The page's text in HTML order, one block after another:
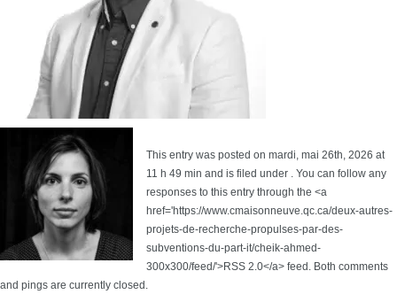
This entry was posted on mardi, mai 26th, 2026 at
11 h 49 min and is filed under . You can follow any
responses to this entry through the <a
href='https://www.cmaisonneuve.qc.ca/deux-autres-
projets-de-recherche-propulses-par-des-
subventions-du-part-it/cheik-ahmed-
300x300/feed/'>RSS 2.0</a> feed. Both comments
and pings are currently closed.